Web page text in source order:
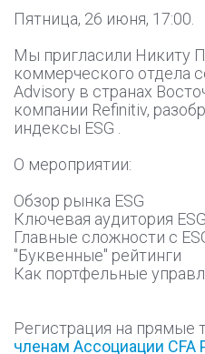
Пятница, 26 июня, 17:00.
Мы пригласили Никиту
коммерческого отдела
Advisory в странах
компании Refinitiv,
индексы ESG .
О мероприятии:
Обзор рынка ESG
Ключевая аудитория
Главные сложности с
"Буквенные" рейтинги
Как портфельные
Регистрация на прямые
членам Ассоциации CFA